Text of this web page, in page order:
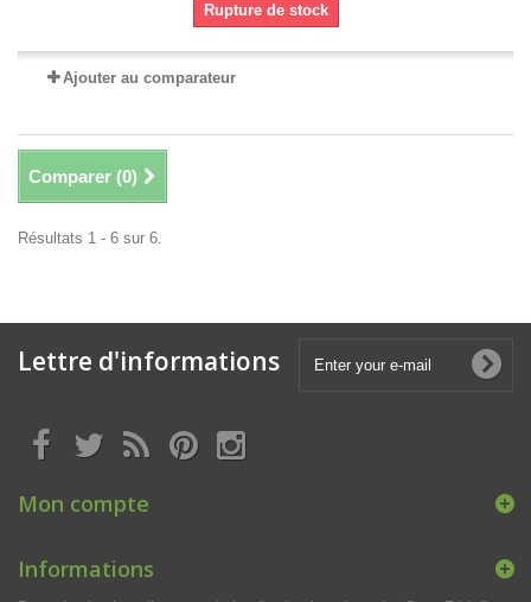
Rupture de stock
Ajouter au comparateur
Comparer (0)
Résultats 1 - 6 sur 6.
Lettre d'informations
Mon compte
Informations